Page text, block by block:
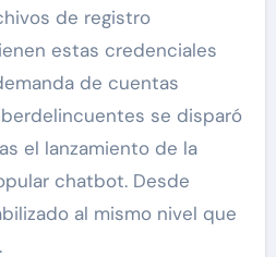
de registro
estas credenciales
de cuentas
se disparó
el lanzamiento de la
chatbot. Desde
al mismo nivel que